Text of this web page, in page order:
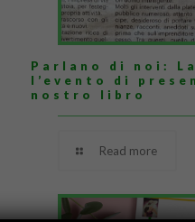
Parlano di noi:
l’evento di
nostro libro
Read more